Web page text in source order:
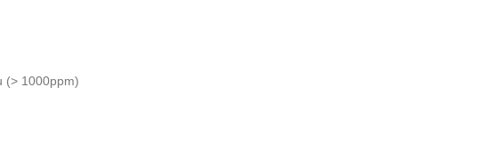
(> 1000ppm)